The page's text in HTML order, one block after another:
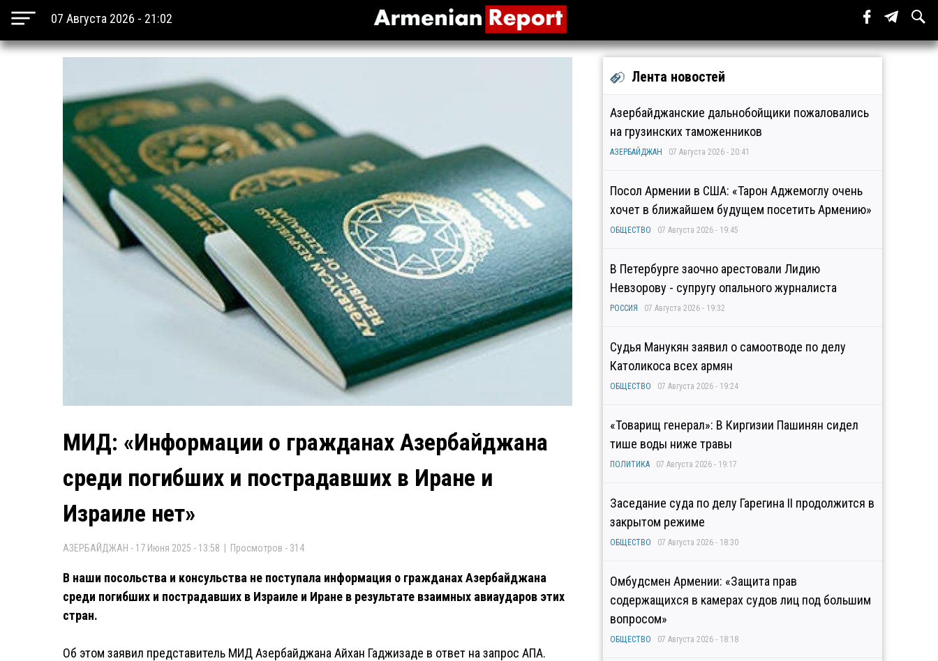
07 Августа 2026 - 21:02
МИД: «Информации о гражданах Азербайджана
среди погибших и пострадавших в Иране и
Израиле нет»
АЗЕРБАЙДЖАН - 17 Июня 2025 - 13:58 | Просмотров - 314
В наши посольства и консульства не поступала информация о гражданах Азербайджана
среди погибших и пострадавших в Израиле и Иране в результате взаимных авиаударов этих
стран.
Об этом заявил представитель МИД Азербайджана Айхан Гаджизаде в ответ на запрос АПА.
Лента новостей
Азербайджанские дальнобойщики пожаловались
на грузинских таможенников
АЗЕРБАЙДЖАН 07 Августа 2026 - 20:41
Посол Армении в США: «Тарон Аджемоглу очень
хочет в ближайшем будущем посетить Армению»
ОБЩЕСТВО 07 Августа 2026 - 19:45
В Петербурге заочно арестовали Лидию
Невзорову - супругу опального журналиста
РОССИЯ 07 Августа 2026 - 19:32
Судья Манукян заявил о самоотводе по делу
Католикоса всех армян
ОБЩЕСТВО 07 Августа 2026 - 19:24
«Товарищ генерал»: В Киргизии Пашинян сидел
тише воды ниже травы
ПОЛИТИКА 07 Августа 2026 - 19:17
Заседание суда по делу Гарегина II продолжится в
закрытом режиме
ОБЩЕСТВО 07 Августа 2026 - 18:30
Омбудсмен Армении: «Защита прав
содержащихся в камерах судов лиц под большим
вопросом»
ОБЩЕСТВО 07 Августа 2026 - 18:18